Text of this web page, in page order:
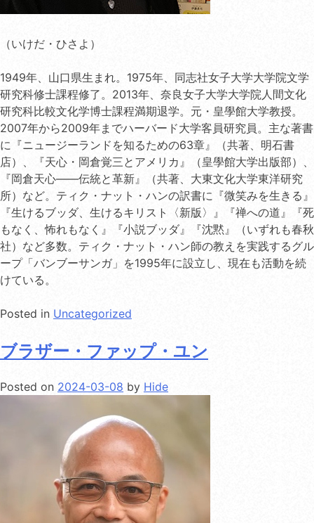
（いけだ・ひさよ）
1949年、山口県生まれ。1975年、同志社女子大学大学院文学
研究科修士課程修了。2013年、奈良女子大学大学院人間文化
研究科比較文化学博士課程満期退学。元・皇學館大学教授。
2007年から2009年までハーバード大学客員研究員。主な著書
に『ニュージーランドを知るための63章』（共著、明石書
店）、『天心・岡倉覚三とアメリカ』（皇學館大学出版部）、
『岡倉天心——伝統と革新』（共著、大東文化大学東洋研究
所）など。ティク・ナット・ハンの訳書に『微笑みを生きる』
『生けるブッダ、生けるキリスト〈新版〉』『禅への道』『死
もなく、怖れもなく』『小説ブッダ』『沈黙』（いずれも春秋
社）など多数。ティク・ナット・ハン師の教えを実践するグル
ープ「バンブーサンガ」を1995年に設立し、現在も活動を続
けている。
Posted in Uncategorized
ブラザー・ファップ・ユン
Posted on 2024-03-08 by Hide